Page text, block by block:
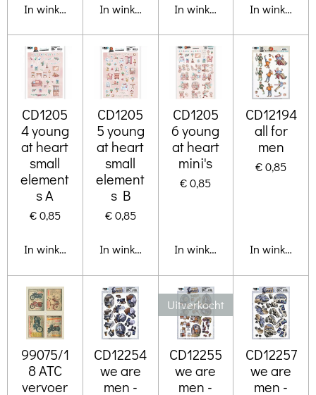
In winkelwagenIn winkelwagenIn winkelwagenIn
CD1205
4 young
at heart
small
element
s A
€ 0,85
In winkelwagen
CD1205
5 young
at heart
small
element
s B
€ 0,85
In winkelwagen
CD1205
6 young
at heart
mini's
€ 0,85
In winkelwagen
CD12194
all for
men
€ 0,85
In
99075/1
8 ATC
vervoer
CD12254
we are
men -
Uitverkocht
CD12255
we are
men -
CD12257
we are
men -